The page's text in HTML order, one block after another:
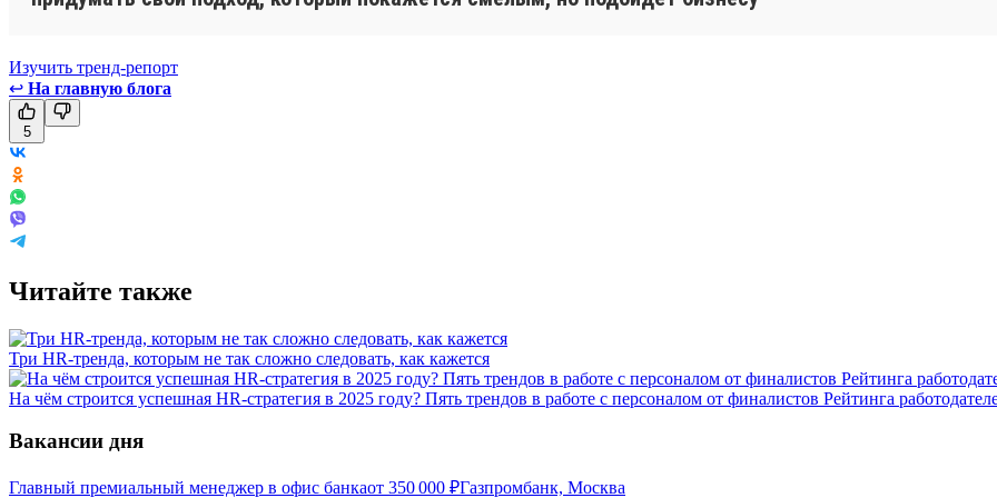
Изучить тренд-репорт
↩ На главную блога
5
Читайте также
Три HR-тренда, которым не так сложно следовать, как кажется
На чём строится успешная HR-стратегия в 2025 году? Пять трендов в работе с персоналом от финалистов Рейтинга
Вакансии дня
Главный премиальный менеджер в офис банкаот 350 000 ₽Газпромбанк, Москва